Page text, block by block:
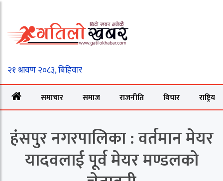
समाचार समाज राजनीति विचार राष्ट्रिय
हंसपुर नगरपालिका : वर्तमान मेयर
यादवलाई पूर्व मेयर मण्डलको